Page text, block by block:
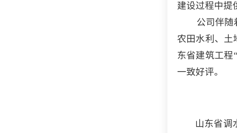
建设过程中提
公司伴随
农田水利、土
东省建筑工程
一致好评。
山东省调